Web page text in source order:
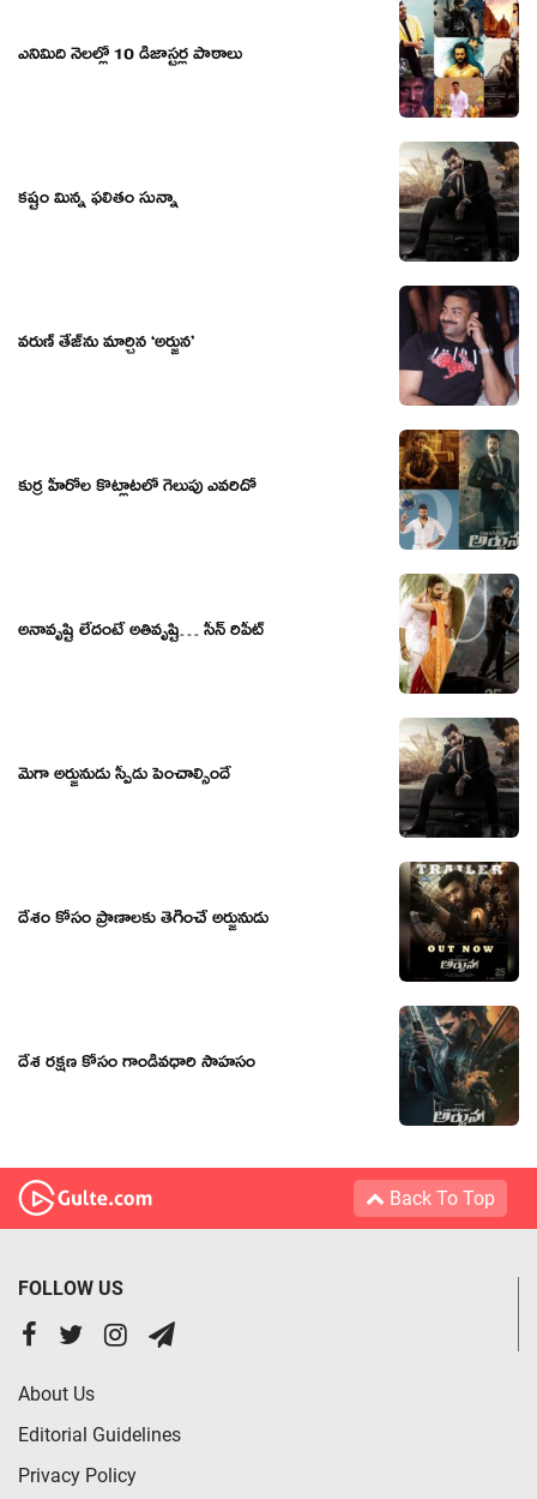
ఎనిమిది నెలల్లో 10 డిజాస్టర్ల పాఠాలు
కష్టం మిన్న ఫలితం సున్నా
వరుణ్ తేజ్‌ను మార్చిన ‘అర్జున’
కుర్ర హీరోల కొట్లాటలో గెలుపు ఎవరిదో
అనావృష్టి లేదంటే అతివృష్టి… సీన్ రిపీట్
మెగా అర్జునుడు స్పీడు పెంచాల్సిందే
దేశం కోసం ప్రాణాలకు తెగించే అర్జునుడు
దేశ రక్షణ కోసం గాండీవధారి సాహసం
Back To Top
FOLLOW US
About Us
Editorial Guidelines
Privacy Policy